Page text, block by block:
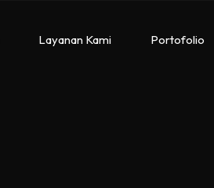
Layanan Kami Portofolio